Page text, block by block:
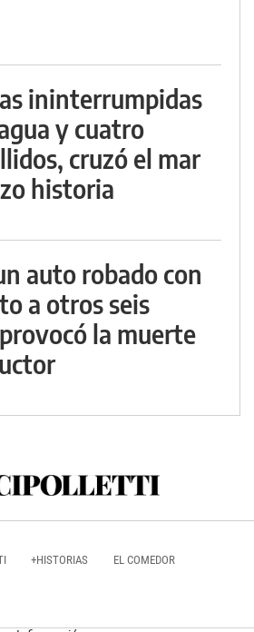
ininterrumpidas
y cuatro
cruzó el mar
historia
auto robado con
a otros seis
la muerte
+HISTORIAS EL COMEDOR